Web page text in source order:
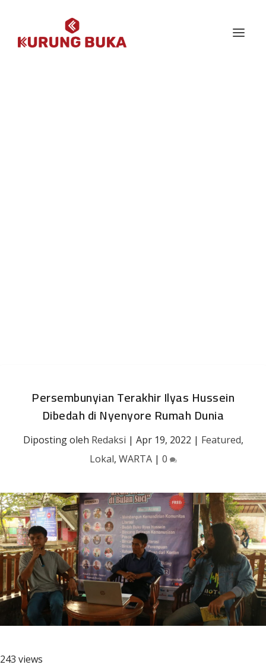
Persembunyian Terakhir Ilyas Hussein
Dibedah di Nyenyore Rumah Dunia
Diposting oleh Redaksi | Apr 19, 2022 | Featured,
Lokal, WARTA| 0
243 views